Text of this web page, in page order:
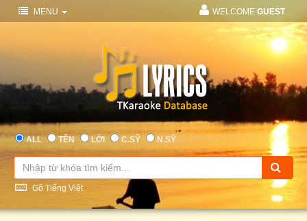
MENU WELCOME GUEST
ALL TÊN LỜI C.SỸ N.SỸ
Gõ Tiếng Việt